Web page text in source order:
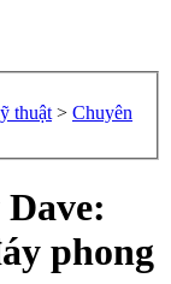
thuật > Chuyên
phong